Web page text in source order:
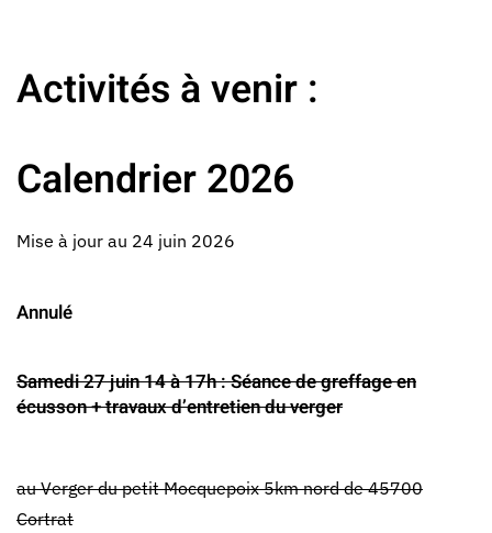
Activités à venir :
Calendrier 2026
Mise à jour au 24 juin 2026
Annulé
Samedi 27 juin 14 à 17h : Séance de greffage en
écusson + travaux d’entretien du verger
au Verger du petit Mocquepoix 5km nord de 45700
Cortrat